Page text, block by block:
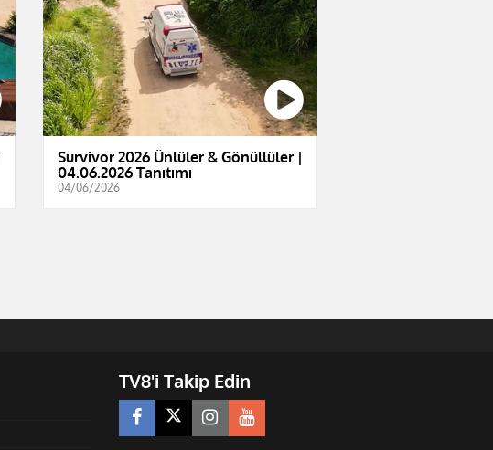
Survivor 2026 Ünlüler & Gönüllüler |
04.06.2026 Tanıtımı
04/06/2026
TV8'i Takip Edin